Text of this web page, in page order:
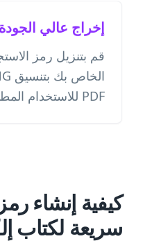
إخراج عالي الجودة
قم بتنزيل رمز
PDF للاستخدام المطبوع والرقمي.
كيفية إنشاء
سريعة لكتاب